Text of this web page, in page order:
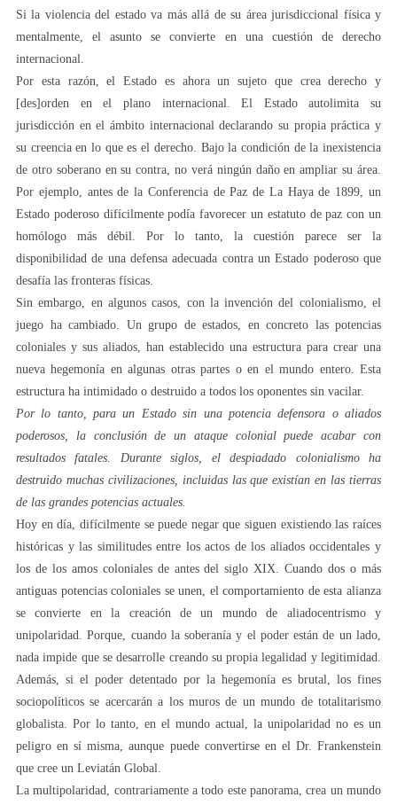
Si la violencia del estado va más allá de su área jurisdiccional física y
mentalmente, el asunto se convierte en una cuestión de derecho
internacional.
Por esta razón, el Estado es ahora un sujeto que crea derecho y
[des]orden en el plano internacional. El Estado autolimita su
jurisdicción en el ámbito internacional declarando su propia práctica y
su creencia en lo que es el derecho. Bajo la condición de la inexistencia
de otro soberano en su contra, no verá ningún daño en ampliar su área.
Por ejemplo, antes de la Conferencia de Paz de La Haya de 1899, un
Estado poderoso difícilmente podía favorecer un estatuto de paz con un
homólogo más débil. Por lo tanto, la cuestión parece ser la
disponibilidad de una defensa adecuada contra un Estado poderoso que
desafía las fronteras físicas.
Sin embargo, en algunos casos, con la invención del colonialismo, el
juego ha cambiado. Un grupo de estados, en concreto las potencias
coloniales y sus aliados, han establecido una estructura para crear una
nueva hegemonía en algunas otras partes o en el mundo entero. Esta
estructura ha intimidado o destruido a todos los oponentes sin vacilar.
Por lo tanto, para un Estado sin una potencia defensora o aliados
poderosos, la conclusión de un ataque colonial puede acabar con
resultados fatales. Durante siglos, el despiadado colonialismo ha
destruido muchas civilizaciones, incluidas las que existían en las tierras
de las grandes potencias actuales.
Hoy en día, difícilmente se puede negar que siguen existiendo las raíces
históricas y las similitudes entre los actos de los aliados occidentales y
los de los amos coloniales de antes del siglo XIX. Cuando dos o más
antiguas potencias coloniales se unen, el comportamiento de esta alianza
se convierte en la creación de un mundo de aliadocentrismo y
unipolaridad. Porque, cuando la soberanía y el poder están de un lado,
nada impide que se desarrolle creando su propia legalidad y legitimidad.
Además, si el poder detentado por la hegemonía es brutal, los fines
sociopolíticos se acercarán a los muros de un mundo de totalitarismo
globalista. Por lo tanto, en el mundo actual, la unipolaridad no es un
peligro en sí misma, aunque puede convertirse en el Dr. Frankenstein
que cree un Leviatán Global.
La multipolaridad, contrariamente a todo este panorama, crea un mundo